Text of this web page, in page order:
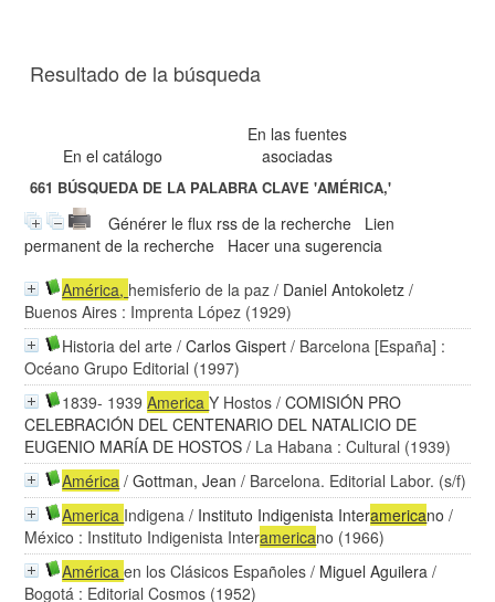
Resultado de la búsqueda
En el catálogo
En las fuentes
asociadas
661 BÚSQUEDA DE LA PALABRA CLAVE'AMÉRICA,'
Générer le flux rss de la recherche
Lien
permanent de la recherche
Hacer una sugerencia
América, hemisferio de la paz / Daniel Antokoletz /
Buenos Aires : Imprenta López (1929)
Historia del arte /Carlos Gispert / Barcelona [España] :
Océano Grupo Editorial (1997)
1839- 1939AmericaY Hostos /COMISIÓN PRO
CELEBRACIÓN DEL CENTENARIO DEL NATALICIO DE
EUGENIO MARÍA DE HOSTOS / La Habana : Cultural (1939)
América /Gottman, Jean / Barcelona. Editorial Labor. (s/f)
America Indigena / Instituto Indigenista Interamericano /
México : Instituto Indigenista Interamericano (1966)
Américaen los Clásicos Españoles / Miguel Aguilera /
Bogotá : Editorial Cosmos (1952)